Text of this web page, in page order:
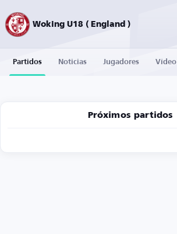
Woking U18 ( England )
Partidos Noticias Jugadores Vídeo
Próximos partidos